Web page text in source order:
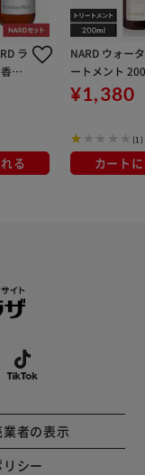
ラ
り
ウ
る
NARD ウォー
ートメント
¥1,380
(1)
カート
者の表示
シー